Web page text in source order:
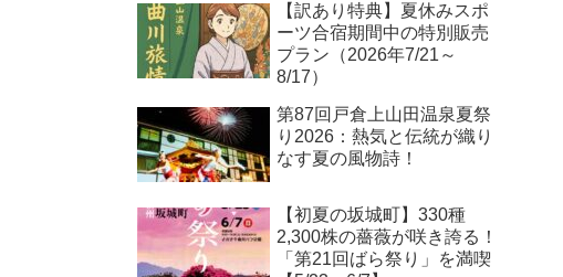
【訳あり特典】夏休みスポ
ーツ合宿期間中の特別販売
プラン（2026年7/21～
8/17）
第87回戸倉上山田温泉夏祭
り2026：熱気と伝統が織り
なす夏の風物詩！
【初夏の坂城町】330種
2,300株の薔薇が咲き誇る！
「第21回ばら祭り」を満喫